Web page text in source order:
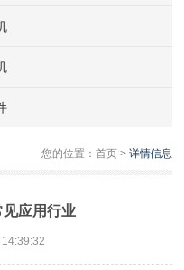
您的位置： 首页> 详情信息
应用行业